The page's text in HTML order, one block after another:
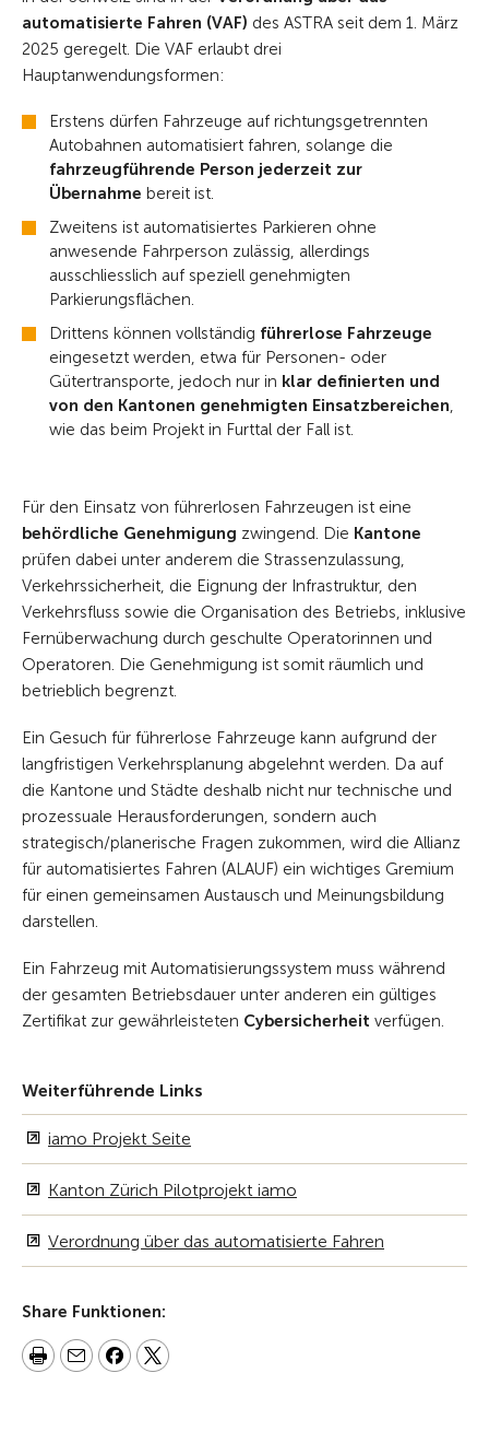
automatisierte Fahren (VAF) des ASTRA seit dem 1. März
2025 geregelt. Die VAF erlaubt drei
Hauptanwendungsformen:
Erstens dürfen Fahrzeuge auf richtungsgetrennten
Autobahnen automatisiert fahren, solange die
fahrzeugführende Person jederzeit zur
Übernahme bereit ist.
Zweitens ist automatisiertes Parkieren ohne
anwesende Fahrperson zulässig, allerdings
ausschliesslich auf speziell genehmigten
Parkierungsflächen.
Drittens können vollständig führerlose Fahrzeuge
eingesetzt werden, etwa für Personen- oder
Gütertransporte, jedoch nur in klar definierten und
von den Kantonen genehmigten Einsatzbereichen,
wie das beim Projekt in Furttal der Fall ist.
Für den Einsatz von führerlosen Fahrzeugen ist eine
behördliche Genehmigung zwingend. Die Kantone
prüfen dabei unter anderem die Strassenzulassung,
Verkehrssicherheit, die Eignung der Infrastruktur, den
Verkehrsfluss sowie die Organisation des Betriebs, inklusive
Fernüberwachung durch geschulte Operatorinnen und
Operatoren. Die Genehmigung ist somit räumlich und
betrieblich begrenzt.
Ein Gesuch für führerlose Fahrzeuge kann aufgrund der
langfristigen Verkehrsplanung abgelehnt werden. Da auf
die Kantone und Städte deshalb nicht nur technische und
prozessuale Herausforderungen, sondern auch
strategisch/planerische Fragen zukommen, wird die Allianz
für automatisiertes Fahren (ALAUF) ein wichtiges Gremium
für einen gemeinsamen Austausch und Meinungsbildung
darstellen.
Ein Fahrzeug mit Automatisierungssystem muss während
der gesamten Betriebsdauer unter anderen ein gültiges
Zertifikat zur gewährleisteten Cybersicherheit verfügen.
Weiterführende Links
iamo Projekt Seite
Kanton Zürich Pilotprojekt iamo
Verordnung über das automatisierte Fahren
Share Funktionen: